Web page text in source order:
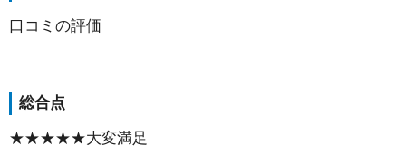
口コミの評価
総合点
★★★★★大変満足